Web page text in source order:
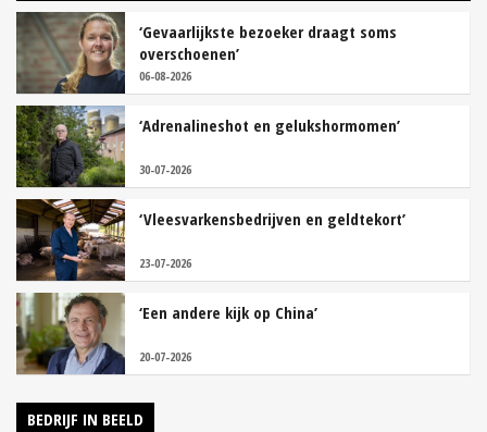
‘Gevaarlijkste bezoeker draagt soms
overschoenen’
06-08-2026
‘Adrenalineshot en gelukshormomen’
30-07-2026
‘Vleesvarkensbedrijven en geldtekort’
23-07-2026
‘Een andere kijk op China’
20-07-2026
BEDRIJF IN BEELD